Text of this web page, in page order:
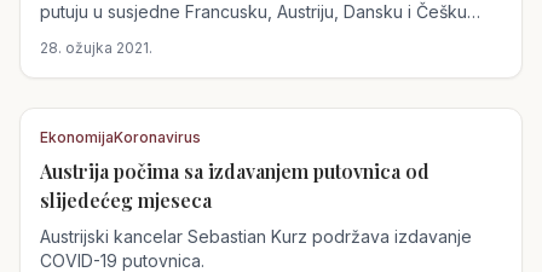
putuju u susjedne Francusku, Austriju, Dansku i Češku
28. ožujka 2021.
Austrija
EkonomijaKoronavirus
Austrija počima sa izdavanjem putovnica od
slijedećeg mjeseca
Austrijski kancelar Sebastian Kurz podržava izdavanje
COVID-19 putovnica.